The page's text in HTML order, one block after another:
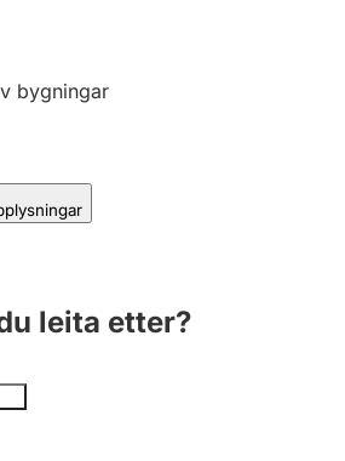
bygningar
leita etter?